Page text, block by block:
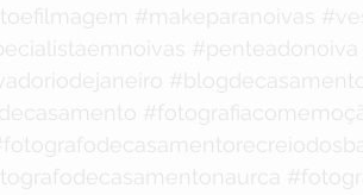
#makeparanoivas
#penteadonoiva